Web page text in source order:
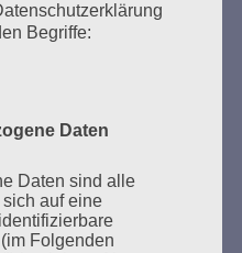
11 – 18 Uhr
anlässlich
Begriffe:
Daten
Daten sind alle
sich auf eine
Folgenden